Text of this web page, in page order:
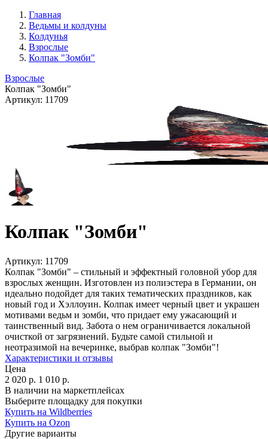
Главная
Ведьмы и колдуны
Колдунья
Взрослые
Колпак "Зомби"
Взрослые
Колпак "Зомби"
Артикул: 11709
Колпак "Зомби"
Артикул: 11709
Колпак "Зомби" – стильный и эффектный головной убор для
взрослых женщин. Изготовлен из полиэстера в Германии, он
идеально подойдет для таких тематических праздников, как
новый год и Хэллоуин. Колпак имеет черный цвет и украшен
мотивами ведьм и зомби, что придает ему ужасающий и
таинственный вид. Забота о нем ограничивается локальной
очисткой от загрязнений. Будьте самой стильной и
неотразимой на вечеринке, выбрав колпак "Зомби"!
Характеристики и отзывы
Цена
2 020 р. 1 010 р.
В наличии на маркетплейсах
Выберите площадку для покупки
Купить на Wildberries
Купить на Ozon
Другие варианты